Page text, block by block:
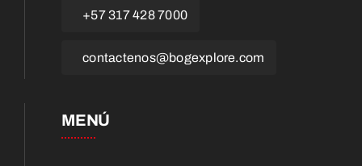
+57 317 428 7000
contactenos@bogexplore.com
MENÚ